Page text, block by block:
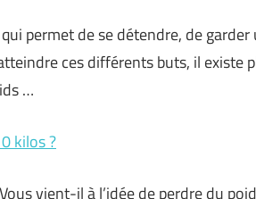
permet de se détendre, de
ces différents buts, il existe
…
kilos ?
vient-il à l’idée de perdre du